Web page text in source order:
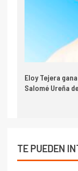
Eloy Tejera
Salomé Ureña
TE PUEDEN